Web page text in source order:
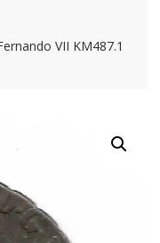
VII KM487.1